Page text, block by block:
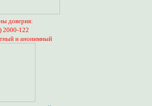
доверия:
2000-122
и анонимный